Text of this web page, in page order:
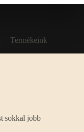
Termékeink
sokkal jobb